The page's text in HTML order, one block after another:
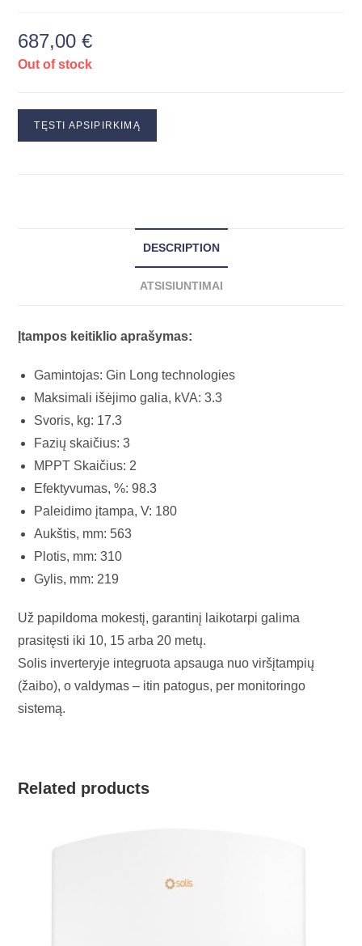
687,00€
Out of stock
TĘSTI APSIPIRKIMĄ
DESCRIPTION
ATSISIUNTIMAI
Įtampos keitiklio aprašymas:
Gamintojas: Gin Long technologies
Maksimali išėjimo galia, kVA: 3.3
Svoris, kg: 17.3
Fazių skaičius: 3
MPPT Skaičius: 2
Efektyvumas, %: 98.3
Paleidimo įtampa, V: 180
Aukštis, mm: 563
Plotis, mm: 310
Gylis, mm: 219
Už papildoma mokestį, garantinį laikotarpi galima
prasitęsti iki 10, 15 arba 20 metų.
Solis inverteryje integruota apsauga nuo viršįtampių
(žaibo), o valdymas – itin patogus, per monitoringo
sistemą.
Related products